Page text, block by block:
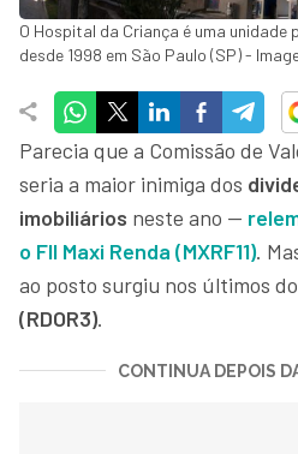
O Hospital da Criança é uma
desde 1998 em São Paulo (SP) -
Parecia que a Comissão de
seria a maior inimiga dos
imobiliários neste ano —
o FII Maxi Renda (MXRF11).
ao posto surgiu nos últimos
(RDOR3).
CONTINUA DEPOIS